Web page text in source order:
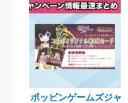
黙示録コラボ第二弾開
催、特別スキン追加！
ポッピンゲームズジャ